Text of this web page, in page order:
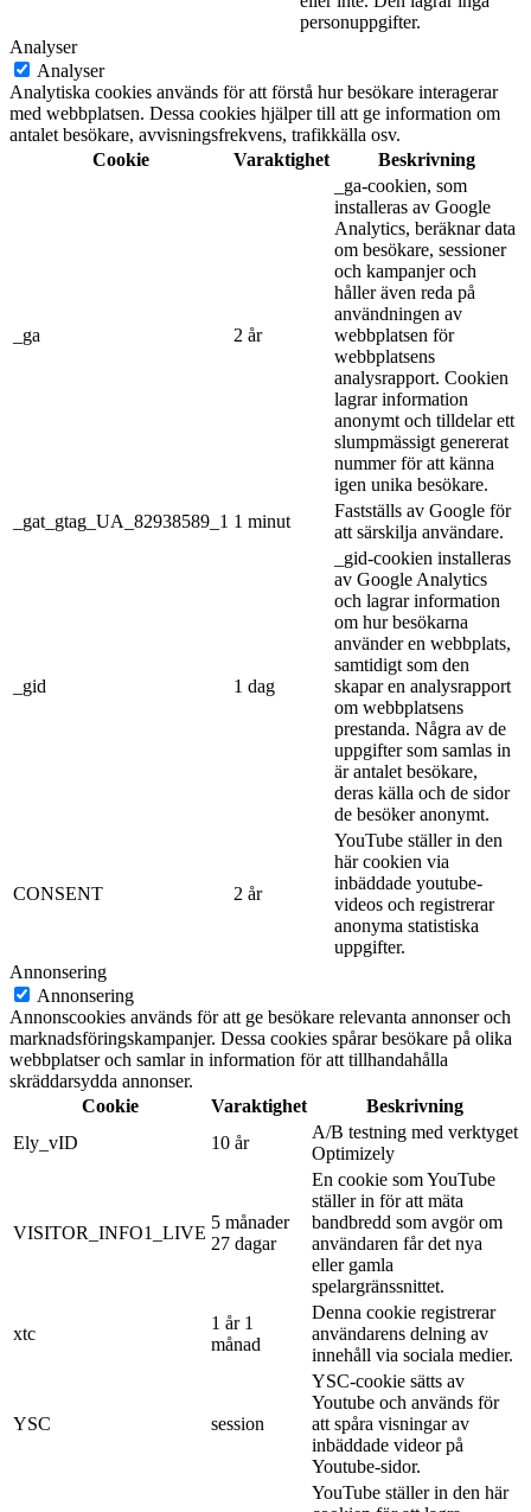
personuppgifter.
Analyser
Analyser
Analytiska cookies används för att förstå hur besökare interagerar
med webbplatsen. Dessa cookies hjälper till att ge information om
antalet besökare, avvisningsfrekvens, trafikkälla osv.
Cookie
Varaktighet Beskrivning
_ga 2 år
_ga-cookien, som
installeras av Google
Analytics, beräknar data
om besökare, sessioner
och kampanjer och
håller även reda på
användningen av
webbplatsen för
webbplatsens
analysrapport. Cookien
lagrar information
anonymt och tilldelar ett
slumpmässigt genererat
nummer för att känna
igen unika besökare.
_gat_gtag_UA_82938589_1 1 minut
Fastställs av Google för
att särskilja användare.
_gid 1 dag
_gid-cookien installeras
av Google Analytics
och lagrar information
om hur besökarna
använder en webbplats,
samtidigt som den
skapar en analysrapport
om webbplatsens
prestanda. Några av de
uppgifter som samlas in
är antalet besökare,
deras källa och de sidor
de besöker anonymt.
CONSENT 2 år
YouTube ställer in den
här cookien via
inbäddade youtube-
videos och registrerar
anonyma statistiska
uppgifter.
Annonsering
Annonsering
Annonscookies används för att ge besökare relevanta annonser och
marknadsföringskampanjer. Dessa cookies spårar besökare på olika
webbplatser och samlar in information för att tillhandahålla
skräddarsydda annonser.
Cookie
Varaktighet
Beskrivning
Ely_vID
10 år
A/B testning med verktyget
Optimizely
VISITOR_INFO1_LIVE
5 månader
27 dagar
En cookie som YouTube
ställer in för att mäta
bandbredd som avgör om
användaren får det nya
eller gamla
spelargränssnittet.
xtc
1 år 1
månad
Denna cookie registrerar
användarens delning av
innehåll via sociala medier.
YSC session
YSC-cookie sätts av
Youtube och används för
att spåra visningar av
inbäddade videor på
Youtube-sidor.
YouTube ställer in den här